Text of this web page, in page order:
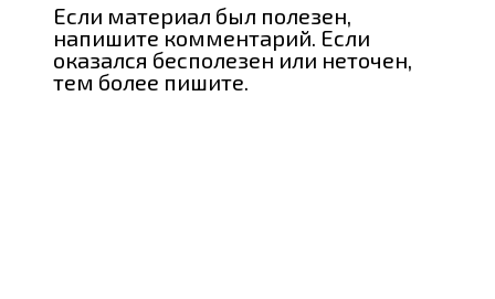
Если материал был полезен,
напишите комментарий. Если
оказался бесполезен или неточен,
тем более пишите.